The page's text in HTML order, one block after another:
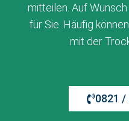
mitteilen. Auf
für Sie. Häufig
mit der
0821 /